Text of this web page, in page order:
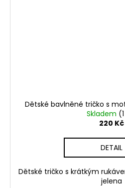
Dětské bavlněné tričko s
Skladem
220 Kč
DETAIL
Dětské tričko s krátkým
jelena